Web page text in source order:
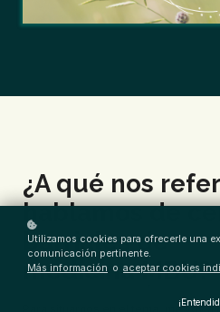
¿A qué nos
hablamos de
barriales de
medicina MBU?
Para situarnos en el tema, me voy
Utilizamos cookies para ofrecerle una
comunicación pertinente.
Más información o aceptar cookies